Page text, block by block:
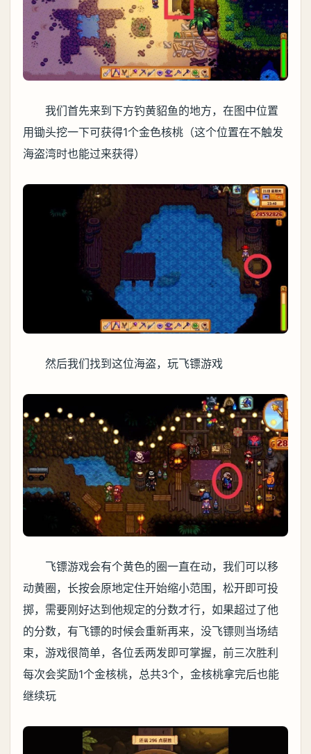
我们首先来到下方钓黄貂鱼的地方，在图中位置
用锄头挖一下可获得1个金色核桃（这个位置在不触发
海盗湾时也能过来获得）
然后我们找到这位海盗，玩飞镖游戏
飞镖游戏会有个黄色的圈一直在动，我们可以移
动黄圈，长按会原地定住开始缩小范围，松开即可投
掷，需要刚好达到他规定的分数才行，如果超过了他
的分数，有飞镖的时候会重新再来，没飞镖则当场结
束，游戏很简单，各位丢两发即可掌握，前三次胜利
每次会奖励1个金核桃，总共3个，金核桃拿完后也能
继续玩